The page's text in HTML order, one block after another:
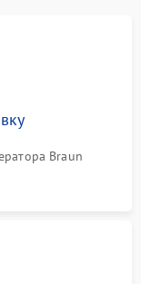
Подробнее →
Braun